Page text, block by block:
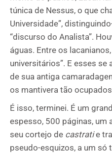
túnica de Nessus, o que
Universidade”,
“discurso do Analista”.
águas. Entre os
universitários”. E esses se
de sua antiga
os mantivera tão
É isso, terminei. É um
espesso, 500 páginas, um
seu cortejo de castratie
pseudo-esquizos, a um só